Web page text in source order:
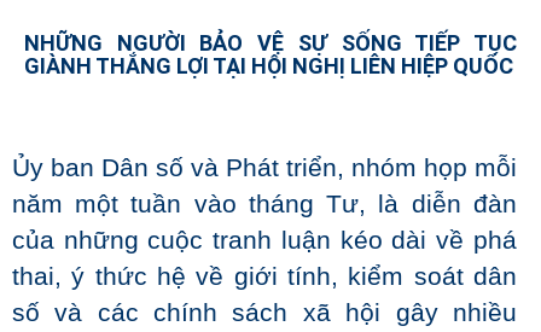
NHỮNG NGƯỜI BẢO VỆ SỰ SỐNG TIẾP TỤC
GIÀNH THẮNG LỢI TẠI HỘI NGHỊ LIÊN HIỆP QUỐC
Ủy ban Dân số và Phát triển, nhóm họp mỗi
năm một tuần vào tháng Tư, là diễn đàn
của những cuộc tranh luận kéo dài về phá
thai, ý thức hệ về giới tính, kiểm soát dân
số và các chính sách xã hội gây nhiều